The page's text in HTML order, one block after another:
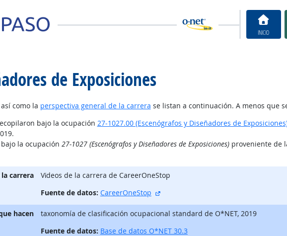
INICIO
de Exposiciones
como la perspectiva general de la carrera se listan a continuación. A menos que
bajo la ocupación 27-1027.00 (Escenógrafos y Diseñadores de
la ocupación 27-1027 (Escenógrafos y Diseñadores de Exposiciones)proveniente de
carrera
Vίdeos de la carrera de CareerOneStop
Fuente de datos: CareerOneStop sitio externo
hacen
taxonomía de clasificación ocupacional standard de O*NET, 2019
Fuente de datos: Base de datos O*NET 30.3